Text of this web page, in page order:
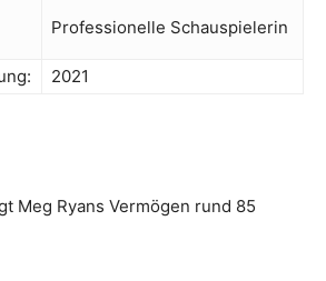
Professionelle Schauspielerin
2021
Meg Ryans Vermögen rund 85